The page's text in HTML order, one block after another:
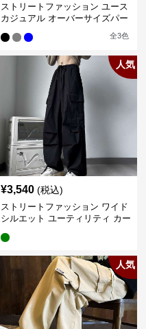
ストリートファッション ユース
カジュアル オーバーサイズパー
全3色
人気
¥3,540 (税込)
ストリートファッション ワイド
シルエット ユーティリティ カー
人気